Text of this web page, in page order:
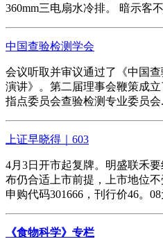
360mm三电扇水冷排。 暗示客
中国查验检测学会
会议听取并审议通过了《中国
演讲》。第二届理事会鞭策成
指点委员会查验检测专业委员会
上证早晓得｜603
4月3日开市起复牌。明盛联禾
布仍合适上市前提，上市地位不
申购代码301666，刊行价46。
《食物科学》专栏